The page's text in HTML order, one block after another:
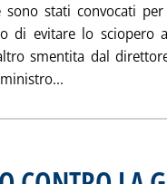
stati convocati
di evitare lo sciopero
smentita dal